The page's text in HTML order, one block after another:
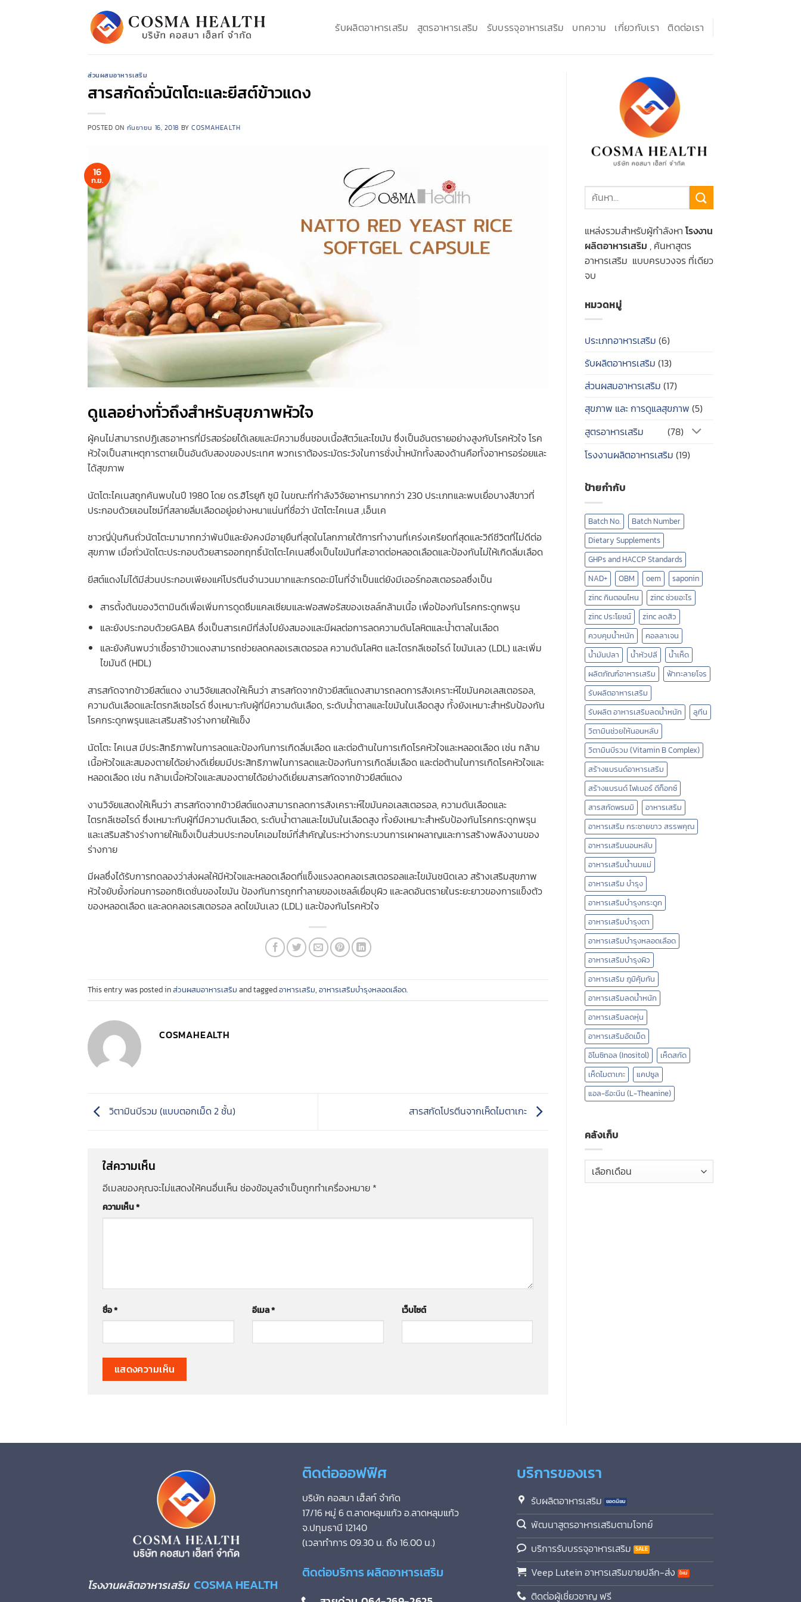
รับผลิตอาหารเสริม สูตรอาหารเสริม รับบรรจุอาหารเสริม บทความ เกี่ยวกับเรา ติดต่อเรา
ส่วนผสมอาหารเสริม
สารสกัดถั่วนัตโตะและยีสต์ข้าวแดง
POSTED ON กันยายน 16, 2018 BYCOSMAHEALTH
16
ก.ย.
ดูแลอย่างทั่วถึงสำหรับสุขภาพหัวใจ
ผู้คนไม่สามารถปฏิเสธอาหารที่มีรสอร่อยได้เลยและมีความชื่นชอบเนื้อสัตว์และไขมัน ซึ่งเป็นอันตรายอย่างสูงกับโรคหัวใจ โรค
หัวใจเป็นสาเหตุการตายเป็นอันดับสองของประเทศ พวกเราต้องระมัดระวังในการชั่งน้ำหนักทั้งสองด้านคือทั้งอาหารอร่อยและ
ได้สุขภาพ
นัตโตะไคเนสถูกค้นพบในปี 1980 โดย ดร.ฮิโรยูกิ ซูมิ ในขณะที่กำลังวิจัยอาหารมากกว่า 230 ประเภทและพบเยื่อบางสีขาวที่
ประกอบด้วยเอนไซม์ที่สลายลิ่มเลือดอยู่อย่างหนาแน่นที่ชื่อว่า นัตโตะไคเนส ,เอ็นเค
ชาวญี่ปุ่นกินถั่วนัตโตะมามากกว่าพันปีและยังคงมีอายุยืนที่สุดในโลกภายใต้การทำงานที่เคร่งเครียดที่สุดและวิถีชีวิตที่ไม่ดีต่อ
สุขภาพ เมื่อถั่วนัตโตะประกอบด้วยสารออกฤทธิ์นัตโตะไคเนสซึ่งเป็นไขมันที่สะอาดต่อหลอดเลือดและป้องกันไม่ให้เกิดลิ่มเลือด
ยีสต์แดงไม่ได้มีส่วนประกอบเพียงแค่โปรตีนจำนวนมากและกรดอะมิโนที่จำเป็นแต่ยังมีเออร์กอสเตอรอลซึ่งเป็น
สารตั้งต้นของวิตามินดีเพื่อเพิ่มการดูดซึมแคลเซียมและฟอสฟอรัสของเซลล์กล้ามเนื้อ เพื่อป้องกันโรคกระดูกพรุน
และยังประกอบด้วยGABA ซึ่งเป็นสารเคมีที่ส่งไปยังสมองและมีผลต่อการลดความดันโลหิตและน้ำตาลในเลือด
และยังค้นพบว่าเชื้อราข้าวแดงสามารถช่วยลดคลอเรสเตอรอล ความดันโลหิต และไตรกลีเซอไรด์ ไขมันเลว (LDL) และเพิ่ม
ไขมันดี (HDL)
สารสกัดจากข้าวยีสต์แดง งานวิจัยแสดงให้เห็นว่า สารสกัดจากข้าวยีสต์แดงสามารถลดการสังเคราะห์ไขมันคอเลสเตอรอล,
ความดันเลือดและไตรกลีเซอไรด์ ซึ่งเหมาะกับผู้ที่มีความดันเลือด, ระดับน้ำตาลและไขมันในเลือดสูง ทั้งยังเหมาะสำหรับป้องกัน
โรคกระดูกพรุนและเสริมสร้างร่างกายให้แข็ง
นัตโตะ ไคเนส มีประสิทธิภาพในการลดและป้องกันการเกิดลิ่มเลือด และต่อต้านในการเกิดโรคหัวใจและหลอดเลือด เช่น กล้าม
เนื้อหัวใจและสมองตายได้อย่างดีเยี่ยมมีประสิทธิภาพในการลดและป้องกันการเกิดลิ่มเลือด และต่อต้านในการเกิดโรคหัวใจและ
หลอดเลือด เช่น กล้ามเนื้อหัวใจและสมองตายได้อย่างดีเยี่ยมสารสกัดจากข้าวยีสต์แดง
งานวิจัยแสดงให้เห็นว่า สารสกัดจากข้าวยีสต์แดงสามารถลดการสังเคราะห์ไขมันคอเลสเตอรอล, ความดันเลือดและ
ไตรกลีเซอไรด์ ซึ่งเหมาะกับผู้ที่มีความดันเลือด, ระดับน้ำตาลและไขมันในเลือดสูง ทั้งยังเหมาะสำหรับป้องกันโรคกระดูกพรุน
และเสริมสร้างร่างกายให้แข็งเป็นส่วนประกอบโคเอมไซม์ที่สำคัญในระหว่างกระบวนการเผาผลาญและการสร้างพลังงานของ
ร่างกาย
มีผลซึ่งได้รับการทดลองว่าส่งผลให้มีหัวใจและหลอดเลือดที่แข็งแรงลดคลอเรสเตอรอลและไขมันชนิดเลว สร้างเสริมสุขภาพ
หัวใจยับยั้งก่อนการออกซิเดชั่นของไขมัน ป้องกันการถูกทำลายของเซลล์เยื่อบุผิว และลดอันตรายในระยะยาวของการแข็งตัว
ของหลอดเลือด และลดคลอเรสเตอรอล ลดไขมันเลว (LDL) และป้องกันโรคหัวใจ
This entry was posted inส่วนผสมอาหารเสริม and taggedอาหารเสริม, อาหารเสริมบำรุงหลอดเลือด.
COSMAHEALTH
วิตามินบีรวม (แบบตอกเม็ด 2 ชั้น) สารสกัดโปรตีนจากเห็ดไมตาเกะ
ใส่ความเห็น
อีเมลของคุณจะไม่แสดงให้คนอื่นเห็น ช่องข้อมูลจำเป็นถูกทำเครื่องหมาย *
ความเห็น*
ชื่อ* อีเมล* เว็บไซต์
แหล่งรวมสำหรับผู้กำลังหาโรงงาน
ผลิตอาหารเสริม , ค้นหาสูตร
อาหารเสริม แบบครบวงจร ที่เดียว
จบ
หมวดหมู่
ประเภทอาหารเสริม (6)
รับผลิตอาหารเสริม (13)
ส่วนผสมอาหารเสริม (17)
สุขภาพ และ การดูแลสุขภาพ (5)
สูตรอาหารเสริม
(78)
โรงงานผลิตอาหารเสริม (19)
ป้ายกำกับ
Batch No.
Batch Number
Dietary Supplements
GHPs and HACCP Standards
NAD+
OBM oem
saponin
zinc กินตอนไหน
zinc ช่วยอะไร
zinc ประโยชน์
zinc ลดสิว
ควบคุมน้ำหนัก
คอลลาเจน
น้ำมันปลา
น้ำหัวปลี
น้ำเห็ด
ผลิตภัณฑ์อาหารเสริม
ฟ้าทะลายโจร
รับผลิตอาหารเสริม
รับผลิต อาหารเสริมลดน้ำหนัก
ลูทีน
วิตามินช่วยให้นอนหลับ
วิตามินบีรวม (Vitamin B Complex)
สร้างแบรนด์อาหารเสริม
สร้างแบรนด์ ไฟเบอร์ ดีท็อกซ์
สารสกัดพรมมิ
อาหารเสริม
อาหารเสริม กระชายขาว สรรพคุณ
อาหารเสริมนอนหลับ
อาหารเสริมน้ำนมแม่
อาหารเสริม บำรุง
อาหารเสริมบำรุงกระดูก
อาหารเสริมบำรุงตา
อาหารเสริมบำรุงหลอดเลือด
อาหารเสริมบํารุงผิว
อาหารเสริม ภูมิคุ้มกัน
อาหารเสริมลดน้ำหนัก
อาหารเสริมลดหุ่น
อาหารเสริมอัดเม็ด
อิโนซิทอล (Inositol)
เห็ดสกัด
เห็ดไมตาเกะ
แคปซูล
แอล-ธีอะนีน (L-Theanine)
คลังเก็บ
คลัง
เก็บ
โรงงานผลิตอาหารเสริม COSMA HEALTH
ติดต่อออฟฟิศ
บริษัท คอสมา เฮ็ลท์ จำกัด
17/16 หมู่ 6 ต.ลาดหลุมแก้ว อ.ลาดหลุมแก้ว
จ.ปทุมธานี 12140
(เวลาทำการ 09.30 น. ถึง 16.00 น.)
ติดต่อบริการ ผลิตอาหารเสริม
บริการของเรา
รับผลิตอาหารเสริม
พัฒนาสูตรอาหารเสริมตามโจทย์
บริการรับบรรจุอาหารเสริม
Veep Lutein อาหารเสริมขายปลีก-ส่ง
ติดต่อผู้เชี่ยวชาญ ฟรี